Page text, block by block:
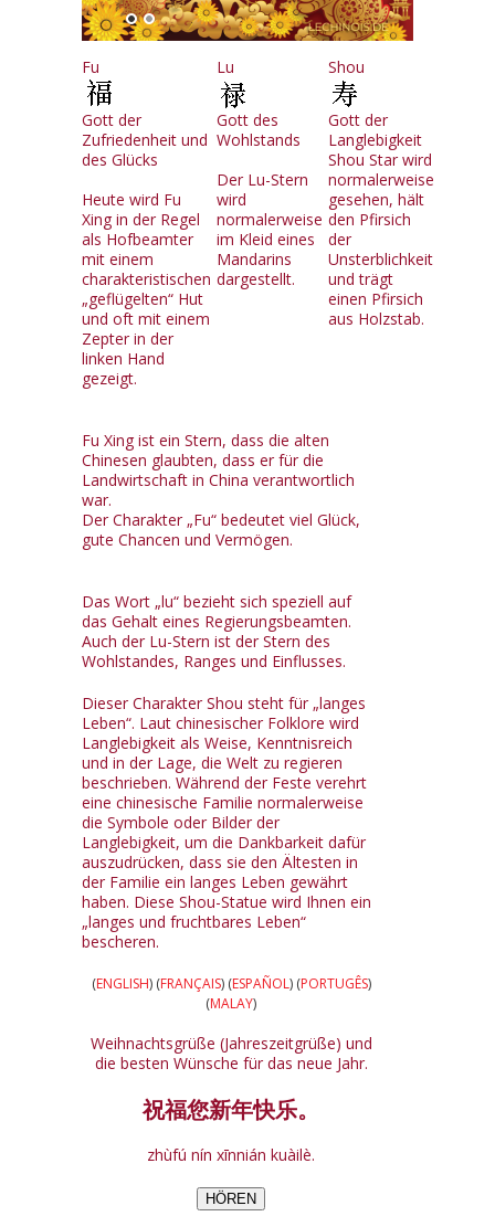
Fu
Gott der
Zufriedenheit und
des Glücks
Heute wird Fu
Xing in der Regel
als Hofbeamter
mit einem
charakteristischen
„geflügelten“ Hut
und oft mit einem
Zepter in der
linken Hand
gezeigt.
Lu
Gott des
Wohlstands
Der Lu-Stern
wird
normalerweise
im Kleid eines
Mandarins
dargestellt.
Shou
Gott der
Langlebigkeit
Shou Star wird
normalerweise
gesehen, hält
den Pfirsich
der
Unsterblichkeit
und trägt
einen Pfirsich
aus Holzstab.
Fu Xing ist ein Stern, dass die alten
Chinesen glaubten, dass er für die
Landwirtschaft in China verantwortlich
war.
Der Charakter „Fu“ bedeutet viel Glück,
gute Chancen und Vermögen.
Das Wort „lu“ bezieht sich speziell auf
das Gehalt eines Regierungsbeamten.
Auch der Lu-Stern ist der Stern des
Wohlstandes, Ranges und Einflusses.
Dieser Charakter Shou steht für „langes
Leben“. Laut chinesischer Folklore wird
Langlebigkeit als Weise, Kenntnisreich
und in der Lage, die Welt zu regieren
beschrieben. Während der Feste verehrt
eine chinesische Familie normalerweise
die Symbole oder Bilder der
Langlebigkeit, um die Dankbarkeit dafür
auszudrücken, dass sie den Ältesten in
der Familie ein langes Leben gewährt
haben. Diese Shou-Statue wird Ihnen ein
„langes und fruchtbares Leben“
bescheren.
(ENGLISH) (FRANÇAIS) (ESPAÑOL) (PORTUGÊS)
(MALAY)
Weihnachtsgrüße (Jahreszeitgrüße) und
die besten Wünsche für das neue Jahr.
祝福您新年快乐。
zhùfú nín xīnnián kuàilè.
HÖREN